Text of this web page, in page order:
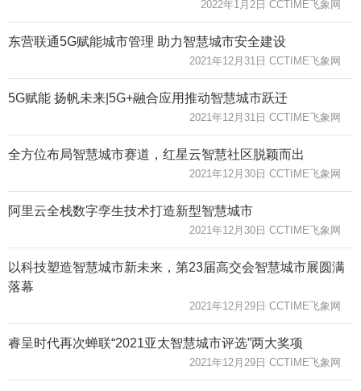
2022年1月2日 CCTIME飞象网
东营联通5G赋能城市管理 助力智慧城市安全建设
2021年12月31日 CCTIME飞象网
5G赋能 扬帆未来|5G+融合应用推动智慧城市跃迁
2021年12月31日 CCTIME飞象网
全方位布局智慧城市赛道，红星云智慧社区脱颖而出
2021年12月30日 CCTIME飞象网
阿里云全栈数字孪生技术打造新型智慧城市
2021年12月30日 CCTIME飞象网
以科技塑造智慧城市新未来，第23届高交会智慧城市展圆满
落幕
2021年12月29日 CCTIME飞象网
睿呈时代再次蝉联“2021亚太智慧城市评选”两大奖项
2021年12月29日 CCTIME飞象网